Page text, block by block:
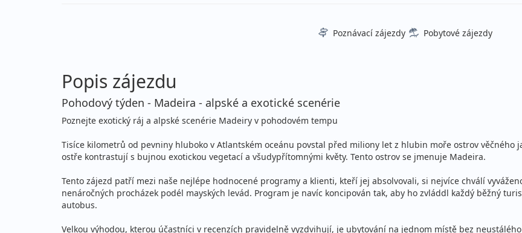
06.10. - 13.10.2026
úterý - úterý
letecky (Praha)
prosinec 2026
úterý - úterý
letecky (Praha)
Poznávací zájezdy Pobytové zájezdy
Popis zájezdu
Pohodový týden - Madeira - alpské a exotické scenérie
Poznejte exotický ráj a alpské scenérie Madeiry v pohodovém tempu
Tisíce kilometrů od pevniny hluboko v Atlantském oceánu povstal před miliony let z hlubin moře ostrov věčného
ostře kontrastují s bujnou exotickou vegetací a všudypřítomnými květy. Tento ostrov se jmenuje Madeira.
Tento zájezd patří mezi naše nejlépe hodnocené programy a klienti, kteří jej absolvovali, si nejvíce chválí
nenáročných procházek podél mayských levád. Program je navíc koncipován tak, aby ho zvláddl každý běžný
autobus.
Velkou výhodou, kterou účastníci v recenzích pravidelně vyzdvihují, je ubytování na jednom místě bez